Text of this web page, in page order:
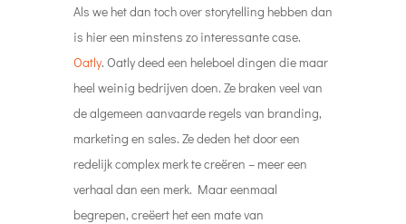
Als we het dan toch over storytelling hebben dan
is hier een minstens zo interessante case.
Oatly. Oatly deed een heleboel dingen die maar
heel weinig bedrijven doen. Ze braken veel van
de algemeen aanvaarde regels van branding,
marketing en sales. Ze deden het door een
redelijk complex merk te creëren – meer een
verhaal dan een merk. Maar eenmaal
begrepen, creëert het een mate van